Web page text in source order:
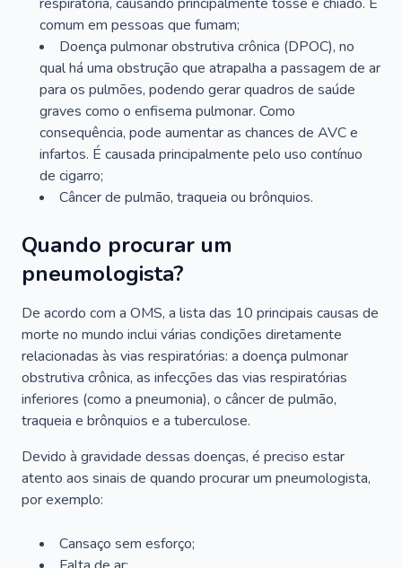
comum em pessoas que fumam;
Doença pulmonar obstrutiva crônica (DPOC), no
qual há uma obstrução que atrapalha a passagem de ar
para os pulmões, podendo gerar quadros de saúde
graves como o enfisema pulmonar. Como
consequência, pode aumentar as chances de AVC e
infartos. É causada principalmente pelo uso contínuo
de cigarro;
Câncer de pulmão, traqueia ou brônquios.
Quando procurar um
pneumologista?
De acordo com a OMS, a lista das 10 principais causas de
morte no mundo inclui várias condições diretamente
relacionadas às vias respiratórias: a doença pulmonar
obstrutiva crônica, as infecções das vias respiratórias
inferiores (como a pneumonia), o câncer de pulmão,
traqueia e brônquios e a tuberculose.
Devido à gravidade dessas doenças, é preciso estar
atento aos sinais de quando procurar um pneumologista,
por exemplo:
Cansaço sem esforço;